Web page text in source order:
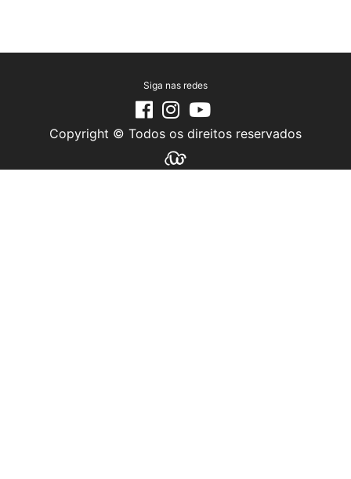
Siga nas redes
Copyright © Todos os direitos reservados